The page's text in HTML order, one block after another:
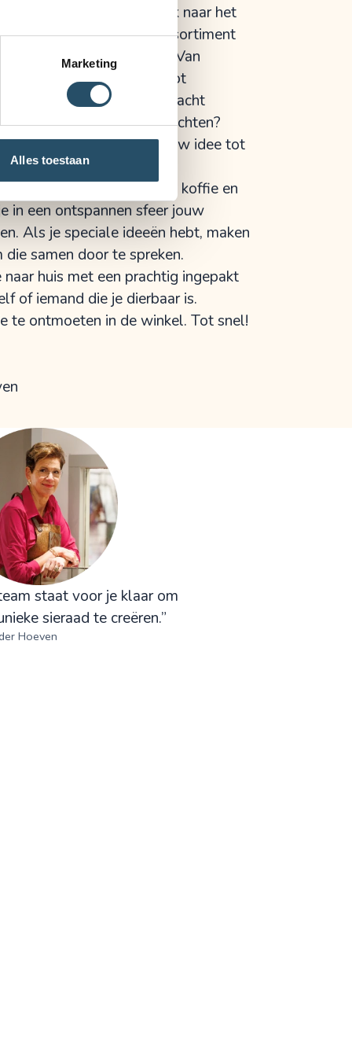
Marketing
Alles toestaan
Samen gaan we op zoek naar het
of dat nu iets is uit ons assortiment
mijn eigen Jet-collectie. Van
colliers en armbanden tot
– alles wordt met aandacht
eigen ontwerp in gedachten?
een afspraak om jouw idee tot
met warmte, een kop koffie en
in een ontspannen sfeer jouw
Als je speciale ideeën hebt, maken
samen door te spreken.
huis met een prachtig ingepakt
of iemand die je dierbaar is.
te ontmoeten in de winkel. Tot snel!
staat voor je klaar om
sieraad te creëren.”
Hoeven